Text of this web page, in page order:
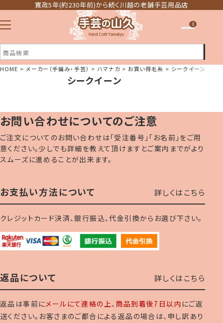
寛政5年(約230年前)から続く川越の老舗手芸用品店
注文履歴
0
HOME メーカー（手編み・手芸） ハマナカ お買い得毛糸 シークイーン
シークイーン
お問い合わせについてのご注意
ご注文についてのお問い合わせは「受注番号」「お名前」をご用
意ください。少しでも詳細を教えて頂けますとご案内までがより
スムーズに進めることが出来ます。
お支払い方法について 詳しくはこちら
クレジットカード決済、銀行振込、代金引換からお選び下さい。
返品について 詳しくはこちら
返品は事前にメールにて連絡の上、 商品到着後7日以内 にご返
送ください。お客さまのご都合による返品の場合は、申し訳あり